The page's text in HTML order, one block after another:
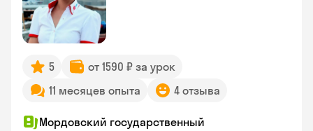
5
от 1590 ₽ за урок
11 месяцев опыта
4 отзыва
Мордовский государственный